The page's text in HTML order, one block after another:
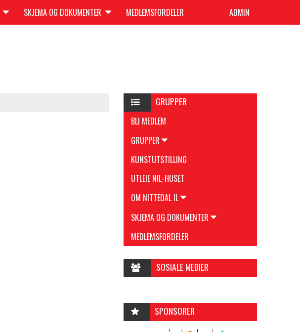
SKJEMA OG DOKUMENTER MEDLEMSFORDELER ADMIN
GRUPPER
BLI MEDLEM
GRUPPER
KUNSTUTSTILLING
UTLEIE NIL-HUSET
OM NITTEDAL IL
SKJEMA OG DOKUMENTER
MEDLEMSFORDELER
SOSIALE MEDIER
SPONSORER